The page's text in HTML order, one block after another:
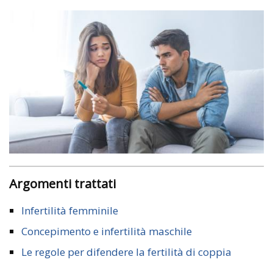
Argomenti trattati
Infertilità femminile
Concepimento e infertilità maschile
Le regole per difendere la fertilità di coppia